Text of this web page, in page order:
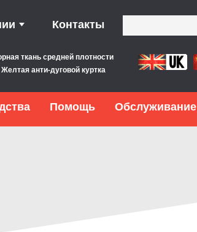
Контакты
ткань средней плотности
Желтая анти-дуговой куртка
Помощь Обслуживание